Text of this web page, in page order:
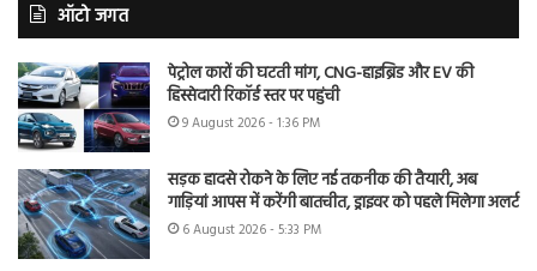
ऑटो जगत
पेट्रोल कारों की घटती मांग, CNG-हाइब्रिड और EV की
हिस्सेदारी रिकॉर्ड स्तर पर पहुंची
9 August 2026 - 1:36 PM
सड़क हादसे रोकने के लिए नई तकनीक की तैयारी, अब
गाड़ियां आपस में करेंगी बातचीत, ड्राइवर को पहले मिलेगा अलर्ट
6 August 2026 - 5:33 PM